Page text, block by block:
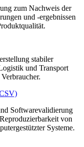
zum Nachweis der
und -ergebnissen
stabiler
und Transport
Softwarevalidierung
von
Systeme.